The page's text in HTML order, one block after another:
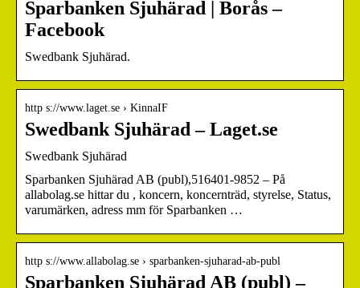
Sparbanken Sjuhärad | Borås –
Facebook
Swedbank Sjuhärad.
http s://www.laget.se › KinnaIF
Swedbank Sjuhärad – Laget.se
Swedbank Sjuhärad
Sparbanken Sjuhärad AB (publ),516401-9852 – På
allabolag.se hittar du , koncern, koncernträd, styrelse, Status,
varumärken, adress mm för Sparbanken …
http s://www.allabolag.se › sparbanken-sjuharad-ab-publ
Sparbanken Sjuhärad AB (publ) –